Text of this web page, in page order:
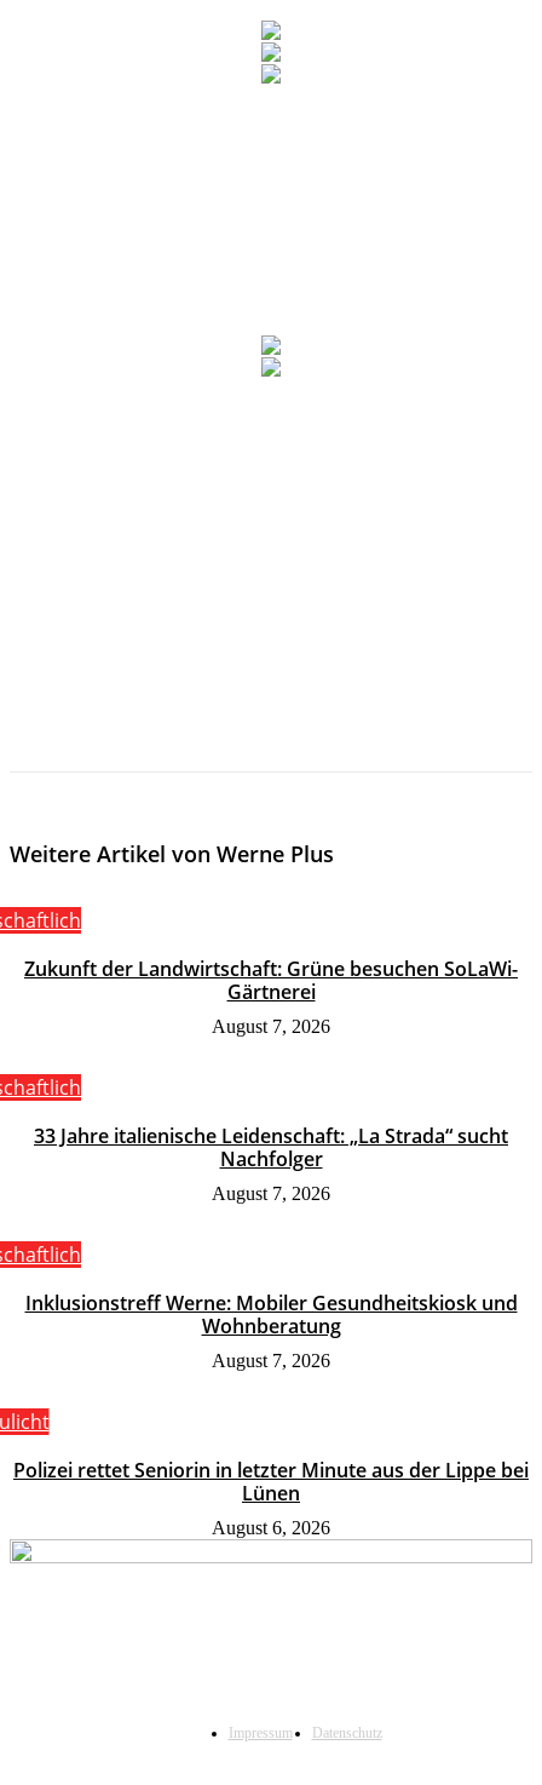
Weitere Artikel von Werne Plus
Zukunft der Landwirtschaft: Grüne besuchen SoLaWi-
Gärtnerei
August 7, 2026
33 Jahre italienische Leidenschaft: „La Strada“ sucht
Nachfolger
August 7, 2026
Inklusionstreff Werne: Mobiler Gesundheitskiosk und
Wohnberatung
August 7, 2026
Polizei rettet Seniorin in letzter Minute aus der Lippe bei
Lünen
August 6, 2026
Impressum Datenschutz